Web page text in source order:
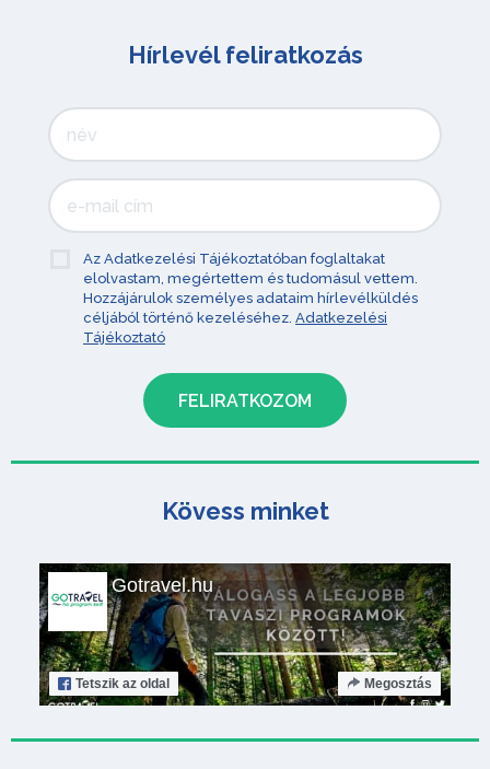
Hírlevél feliratkozás
Az Adatkezelési Tájékoztatóban foglaltakat
elolvastam, megértettem és tudomásul vettem.
Hozzájárulok személyes adataim hírlevélküldés
céljából történő kezeléséhez. Adatkezelési
Tájékoztató
Kövess minket
Gotravel.hu
Tetszik az oldal Megosztás